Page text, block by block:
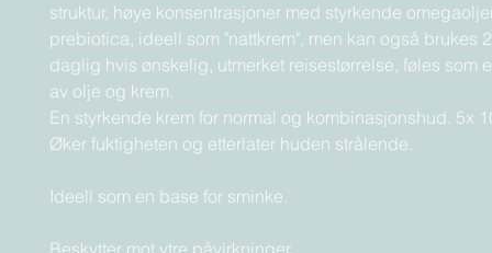
struktur, høye konsentrasjoner med styrkende
prebiotica, ideell som "nattkrem", men kan også brukes
daglig hvis ønskelig, utmerket reisestørrelse, føles som
av olje og krem.
En styrkende krem for normal og kombinasjonshud. 5x
Øker fuktigheten og etterlater huden strålende.
Ideell som en base for sminke.
Beskytter mot ytre påvirkninger.